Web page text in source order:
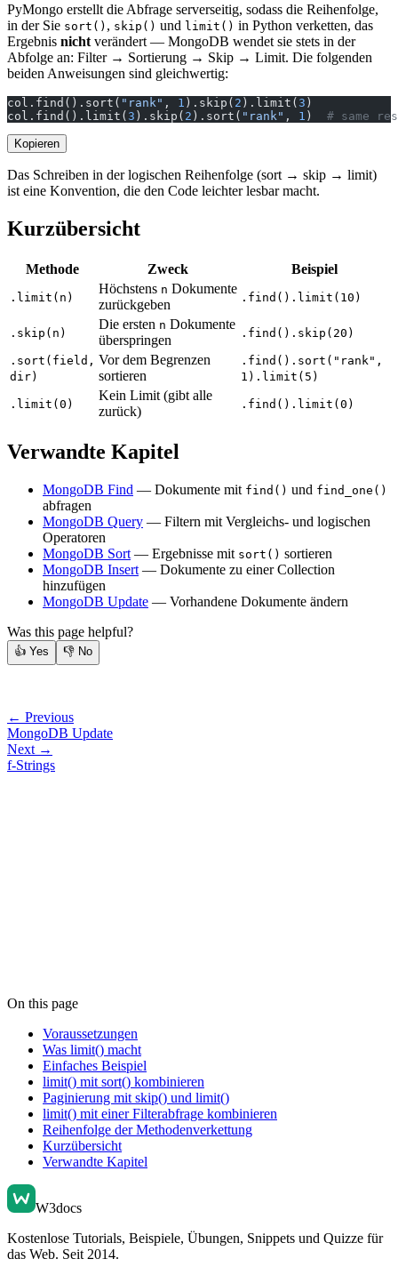
PyMongo erstellt die Abfrage serverseitig, sodass die Reihenfolge,
in der Sie sort() , skip() und limit() in Python verketten, das
Ergebnis nicht verändert — MongoDB wendet sie stets in der
Abfolge an: Filter → Sortierung → Skip → Limit. Die folgenden
beiden Anweisungen sind gleichwertig:
col.find().sort( "rank" , 1 ).skip( 2 ).limit( 3 )
col.find().limit( 3 ).skip( 2 ).sort( "rank" , 1 ) # same
Kopieren
Das Schreiben in der logischen Reihenfolge (sort → skip → limit)
ist eine Konvention, die den Code leichter lesbar macht.
Kurzübersicht
Methode Zweck Beispiel
.limit(n)
Höchstens n Dokumente
zurückgeben
.find().limit(10)
.skip(n)
Die ersten n Dokumente
überspringen
.find().skip(20)
.sort(field,
dir)
Vor dem Begrenzen
sortieren
.find().sort("rank",
1).limit(5)
.limit(0)
Kein Limit (gibt alle
zurück)
.find().limit(0)
Verwandte Kapitel
MongoDB Find — Dokumente mit find() und find_one()
abfragen
MongoDB Query — Filtern mit Vergleichs- und logischen
Operatoren
MongoDB Sort — Ergebnisse mit sort() sortieren
MongoDB Insert — Dokumente zu einer Collection
hinzufügen
MongoDB Update — Vorhandene Dokumente ändern
Was this page helpful?
👍 Yes 👎 No
← Previous
MongoDB Update
Next →
f-Strings
On this page
Voraussetzungen
Was limit() macht
Einfaches Beispiel
limit() mit sort() kombinieren
Paginierung mit skip() und limit()
limit() mit einer Filterabfrage kombinieren
Reihenfolge der Methodenverkettung
Kurzübersicht
Verwandte Kapitel
W3docs
Kostenlose Tutorials, Beispiele, Übungen, Snippets und Quizze für
das Web. Seit 2014.